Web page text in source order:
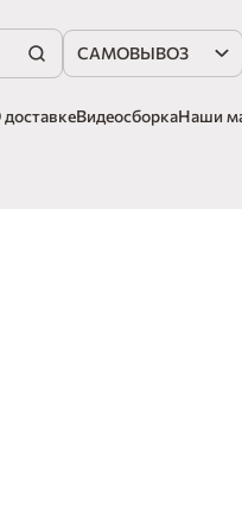
САМОВЫВОЗ
ВидеосборкаНаши